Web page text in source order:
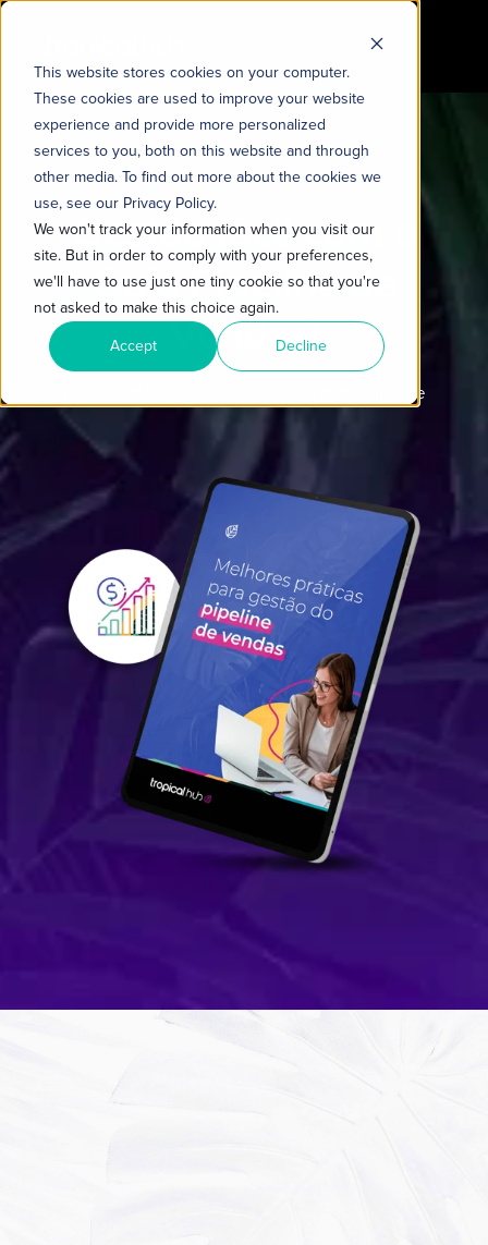
This website stores cookies on your computer.
These cookies are used to improve your website
experience and provide more personalized
services to you, both on this website and through
other media. To find out more about the cookies we
use, see our Privacy Policy.
We won't track your information when you visit our
site. But in order to comply with your preferences,
we'll have to use just one tiny cookie so that you're
not asked to make this choice again.
Accept Decline
Gestão fácil com o
Guia Pipeline de
Vendas!
Crie estratégias e alinhe equipes de forma eficiente